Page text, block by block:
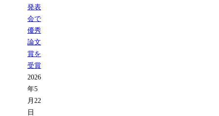
発表
会で
優秀
論文
賞を
受賞
2026
年5
月22
日